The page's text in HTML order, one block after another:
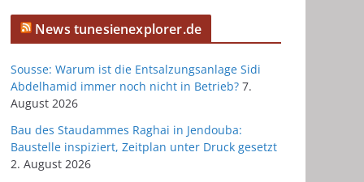
News tunesienexplorer.de
Sousse: Warum ist die Entsalzungsanlage Sidi
Abdelhamid immer noch nicht in Betrieb? 7.
August 2026
Bau des Staudammes Raghai in Jendouba:
Baustelle inspiziert, Zeitplan unter Druck gesetzt
2. August 2026